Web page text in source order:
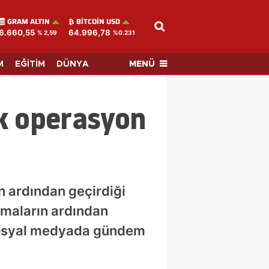
GRAM ALTIN
% 2,59
BITCOIN USD
64.996,78 %0.231
EĞİTİM DÜNYA MENÜ
operasyon
ardından geçirdiği
ardından
medyada gündem